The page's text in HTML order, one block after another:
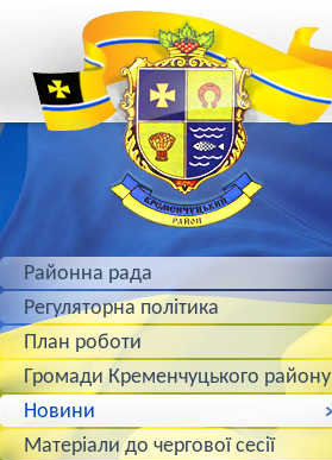
Районна рада
Регуляторна політика
План роботи
Громади Кременчуцького району
Новини
Матеріали до чергової сесії